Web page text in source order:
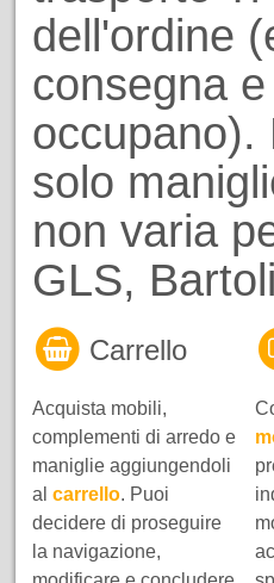
dell'ordine
consegna
occupano).
solo
non varia
GLS,
Carrello
Acquista mobili,
complementi di arredo e
maniglie aggiungendoli
al carrello. Puoi
decidere di proseguire
la navigazione,